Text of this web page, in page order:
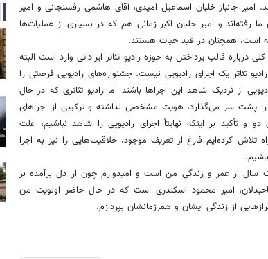
امیر جانباز خلبان اسماعیل امیدی، آقای هاشمی رفسنجانی و امیر
و امیر خلبان اکبر زمانی هم که در بسیاری از عملیات‌ها
است، همچنان در قید حیات هستند.
درباره قالب پرداختن به حوزه رادیو تئاتر ایراداتی وارد است البته
تئاتر یک اجرای رادیویی نیست. جشنواره‌های رادیویی فرصتی را
از نزدیک شاهد این اجراها باشند اما رادیو تئاتری که در حال
پشت سر می‌گذارد، هویت مشخصی نداشته و ترکیبی از اجراهای
و تأکید بر اینکه نهایتاً اجرای رادیویی را شاهد نباشیم، علت
کرده‌ایم فارغ از تعریف موجود، خلاقیت‌هایی را نیز به اجرا
سال از عمر و زندگی من است و امیدوارم چون از دل برآمده بر
امیر محمود اسکندری است که در حال حاضر اولویت من
از زندگی ایشان و همرزمانشان بپردازم.